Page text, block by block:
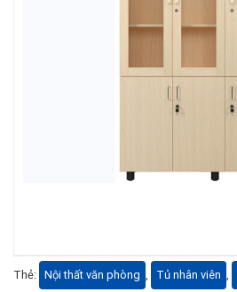
Thẻ: Nội thất văn phòng Tủ nhân viên